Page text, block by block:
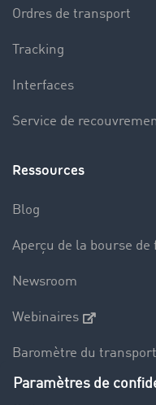
Ordres de transport
Tracking
Interfaces
Service de
Ressources
Blog
Aperçu de la bourse de
Newsroom
Webinaires
Baromètre du transport
Le dictionnaire du